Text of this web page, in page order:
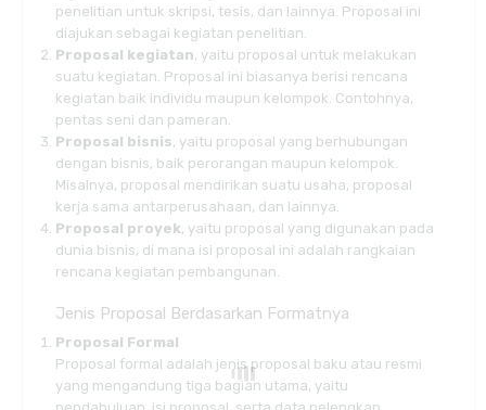
penelitian untuk skripsi, tesis, dan lainnya. Proposal ini
diajukan sebagai kegiatan penelitian.
Proposal kegiatan, yaitu proposal untuk melakukan
suatu kegiatan. Proposal ini biasanya berisi rencana
kegiatan baik individu maupun kelompok. Contohnya,
pentas seni dan pameran.
Proposal bisnis, yaitu proposal yang berhubungan
dengan bisnis, baik perorangan maupun kelompok.
Misalnya, proposal mendirikan suatu usaha, proposal
kerja sama antarperusahaan, dan lainnya.
Proposal proyek, yaitu proposal yang digunakan pada
dunia bisnis, di mana isi proposal ini adalah rangkaian
rencana kegiatan pembangunan.
Jenis Proposal Berdasarkan Formatnya
Proposal Formal
Proposal formal adalah jenis proposal baku atau resmi
yang mengandung tiga bagian utama, yaitu